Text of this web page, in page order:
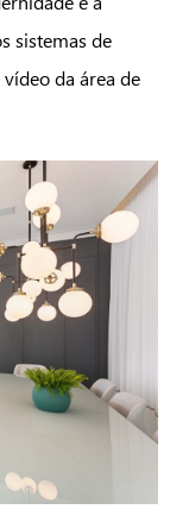
sistemas de
da área de